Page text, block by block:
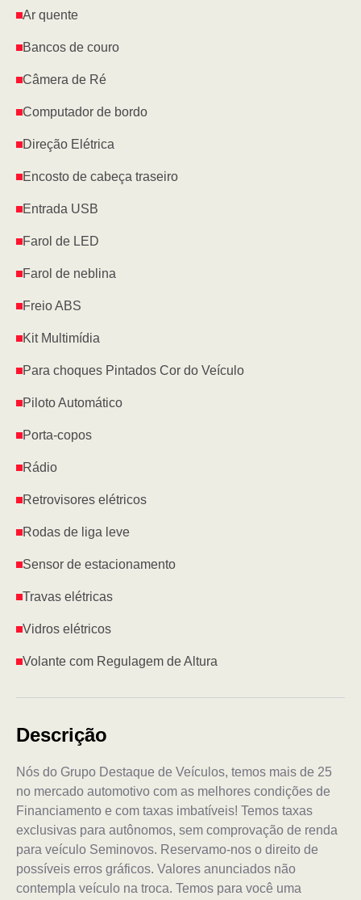
Ar quente
Bancos de couro
Câmera de Ré
Computador de bordo
Direção Elétrica
Encosto de cabeça traseiro
Entrada USB
Farol de LED
Farol de neblina
Freio ABS
Kit Multimídia
Para choques Pintados Cor do Veículo
Piloto Automático
Porta-copos
Rádio
Retrovisores elétricos
Rodas de liga leve
Sensor de estacionamento
Travas elétricas
Vidros elétricos
Volante com Regulagem de Altura
Descrição
Nós do Grupo Destaque de Veículos, temos mais de 25
no mercado automotivo com as melhores condições de
Financiamento e com taxas imbatíveis! Temos taxas
exclusivas para autônomos, sem comprovação de renda
para veículo Seminovos. Reservamo-nos o direito de
possíveis erros gráficos. Valores anunciados não
contempla veículo na troca. Temos para você uma